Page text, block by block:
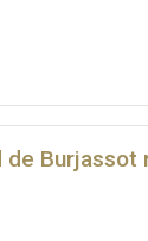
Burjassot